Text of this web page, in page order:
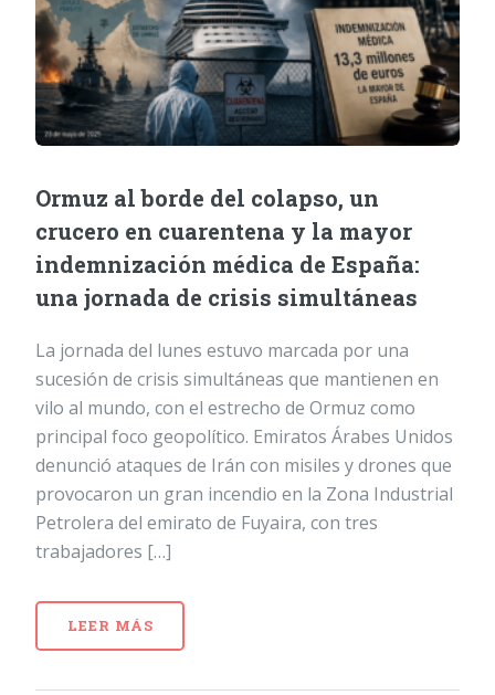
Ormuz al borde del colapso, un
crucero en cuarentena y la mayor
indemnización médica de España:
una jornada de crisis simultáneas
La jornada del lunes estuvo marcada por una
sucesión de crisis simultáneas que mantienen en
vilo al mundo, con el estrecho de Ormuz como
principal foco geopolítico. Emiratos Árabes Unidos
denunció ataques de Irán con misiles y drones que
provocaron un gran incendio en la Zona Industrial
Petrolera del emirato de Fuyaira, con tres
trabajadores […]
LEER MÁS